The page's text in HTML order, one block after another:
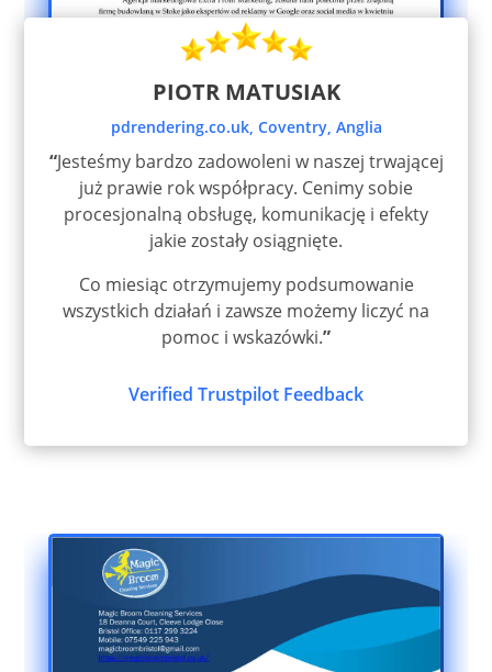
PIOTR MATUSIAK
pdrendering.co.uk, Coventry, Anglia
“Jesteśmy bardzo zadowoleni w naszej trwającej
już prawie rok współpracy. Cenimy sobie
procesjonalną obsługę, komunikację i efekty
jakie zostały osiągnięte.
Co miesiąc otrzymujemy podsumowanie
wszystkich działań i zawsze możemy liczyć na
pomoc i wskazówki.”
Verified Trustpilot Feedback